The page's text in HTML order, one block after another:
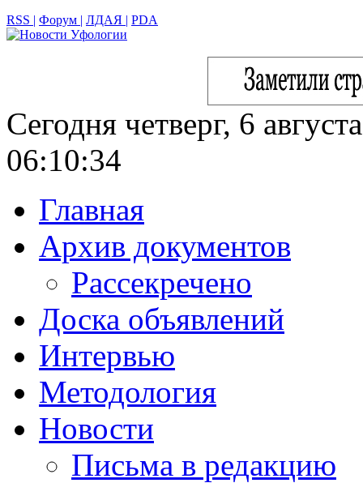
RSS | Форум | ЛДАЯ | PDA
Сегодня четверг, 6
06:10:35
Главная
Архив документов
Рассекречено
Доска объявлений
Интервью
Методология
Новости
Письма в редакцию